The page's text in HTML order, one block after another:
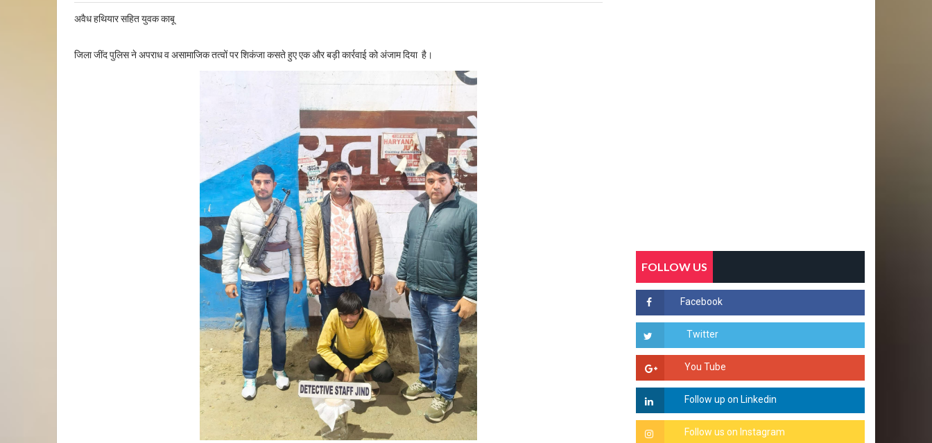
अवैध हथियार सहित युवक काबू
जिला जींद पुलिस ने अपराध व असामाजिक तत्वों पर शिकंजा कसते हुए एक और बड़ी कार्रवाई को अंजाम दिया है।
FOLLOW US